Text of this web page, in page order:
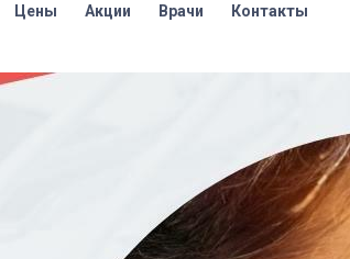
Цены Акции Врачи Контакты